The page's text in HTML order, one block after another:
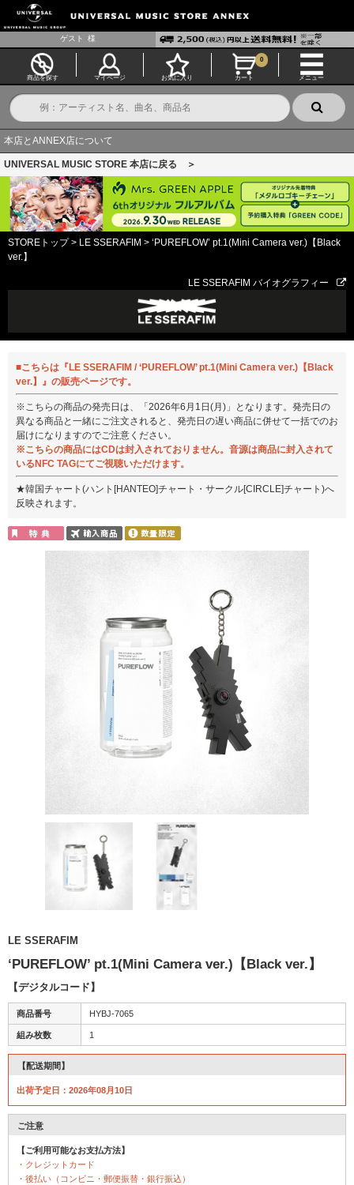
ゲスト 様
商品を探す マイページ お気に入り カート
0
メニュー
本店とANNEX店について
UNIVERSAL MUSIC STORE 本店に戻る ＞
STOREトップ> LE SSERAFIM > ‘PUREFLOW’ pt.1(Mini Camera ver.)【Black
ver.】
LE SSERAFIM バイオグラフィー
■こちらは『LE SSERAFIM / ‘PUREFLOW’ pt.1(Mini Camera ver.)【Black
ver.】』の販売ページです。
※こちらの商品の発売日は、「2026年6月1日(月)」となります。発売日の
異なる商品と一緒にご注文されると、発売日の遅い商品に併せて一括でのお
届けになりますのでご注意ください。
※こちらの商品にはCDは封入されておりません。音源は商品に封入されて
いるNFC TAGにてご視聴いただけます。
★韓国チャート(ハント[HANTEO]チャート・サークル[CIRCLE]チャート)へ
反映されます。
LE SSERAFIM
‘PUREFLOW’ pt.1(Mini Camera ver.)【Black ver.】
【デジタルコード】
商品番号 HYBJ-7065
組み枚数 1
【配送期間】
出荷予定日：2026年08月10日
ご注意
【ご利用可能なお支払方法】
・クレジットカード
・後払い（コンビニ・郵便振替・銀行振込）